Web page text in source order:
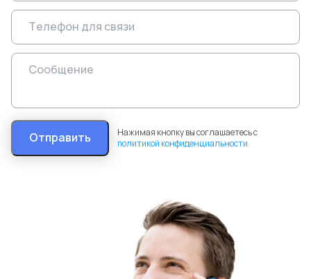
Отправить
Нажимая кнопку вы соглашаетесь с
политикой конфиденциальности